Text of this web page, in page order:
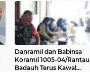
Danramil dan Babinsa
Koramil 1005-04/Rantau
Badauh Terus Kawal